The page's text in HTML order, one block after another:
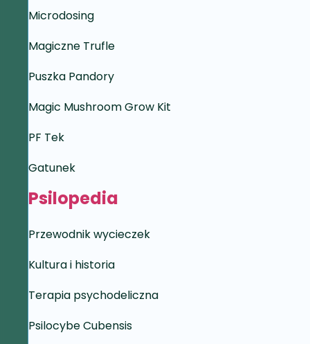
Microdosing
Magiczne Trufle
Puszka Pandory
Magic Mushroom Grow Kit
PF Tek
Gatunek
Psilopedia
Przewodnik wycieczek
Kultura i historia
Terapia psychodeliczna
Psilocybe Cubensis